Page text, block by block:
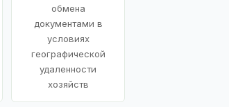
обмена
документами в
условиях
географической
удаленности
хозяйств